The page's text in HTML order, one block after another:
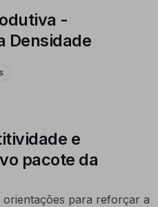
-
Densidade
e
pacote da
para reforçar a